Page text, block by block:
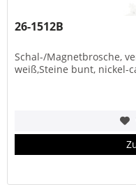
26-1512B
Schal-/Magnetbrosche,
weiß,Steine bunt, nickel-